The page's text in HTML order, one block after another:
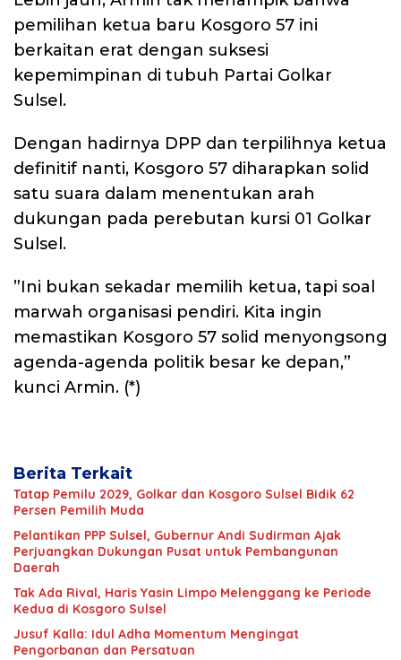
pemilihan ketua baru Kosgoro 57 ini
berkaitan erat dengan suksesi
kepemimpinan di tubuh Partai Golkar
Sulsel.
Dengan hadirnya DPP dan terpilihnya ketua
definitif nanti, Kosgoro 57 diharapkan solid
satu suara dalam menentukan arah
dukungan pada perebutan kursi 01 Golkar
Sulsel.
​”Ini bukan sekadar memilih ketua, tapi soal
marwah organisasi pendiri. Kita ingin
memastikan Kosgoro 57 solid menyongsong
agenda-agenda politik besar ke depan,”
kunci Armin. (*)
Berita Terkait
Tatap Pemilu 2029, Golkar dan Kosgoro Sulsel Bidik 62
Persen Pemilih Muda
Pelantikan PPP Sulsel, Gubernur Andi Sudirman Ajak
Perjuangkan Dukungan Pusat untuk Pembangunan
Daerah
Tak Ada Rival, Haris Yasin Limpo Melenggang ke Periode
Kedua di Kosgoro Sulsel
Jusuf Kalla: Idul Adha Momentum Mengingat
Pengorbanan dan Persatuan